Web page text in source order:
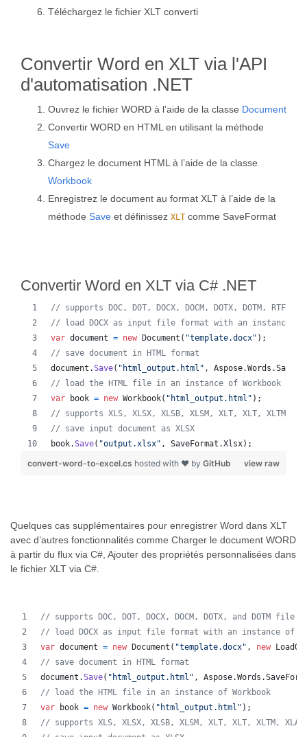
Téléchargez le fichier XLT converti
Convertir Word en XLT via l'API
d'automatisation .NET
Ouvrez le fichier WORD à l’aide de la classe Document
Convertir WORD en HTML en utilisant la méthode
Save
Chargez le document HTML à l’aide de la classe
Workbook
Enregistrez le document au format XLT à l’aide de la
méthode Save et définissez XLT comme SaveFormat
Convertir Word en XLT via C# .NET
// supports DOC, DOT, DOCX, DOCM, DOTX, DOTM, RTF,
// load DOCX as input file format with an instance of
var document = new Document ( "template.docx" ) ;
// save document in HTML format
document .Save( "html_output.html" , Aspose.Words .
// load the HTML file in an instance of Workbook
var
book = new Workbook( "html_output.html" ) ;
// supports XLS, XLSX, XLSB, XLSM, XLT, XLT, XLTM,
// save input document as XLSX
book.Save( "output.xlsx" , SaveFormat .Xlsx) ;
view raw
convert-word-to-excel.cs hosted with ❤ by GitHub
Quelques cas supplémentaires pour enregistrer Word dans XLT
avec d’autres fonctionnalités comme Charger le document WORD
à partir du flux via C#, Ajouter des propriétés personnalisées dans
le fichier XLT via C#.
// supports DOC, DOT, DOCX, DOCM, DOTX, and DOTM file
// load DOCX as input file format with an instance of
var document = new Document ( "template.docx" , new
// save document in HTML format
document .Save( "html_output.html" , Aspose.Words .
// load the HTML file in an instance of Workbook
var
book = new Workbook( "html_output.html" ) ;
// supports XLS, XLSX, XLSB, XLSM, XLT, XLT, XLTM,